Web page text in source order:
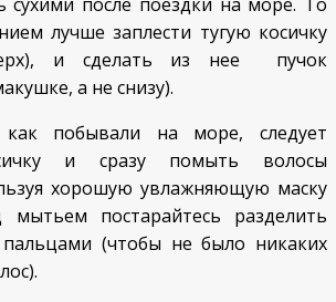
лучше заплести тугую косичку
и сделать из нее пучок
а не снизу).
как побывали на море, следует
и сразу помыть волосы
хорошую увлажняющую маску
мытьем постарайтесь разделить
пальцами (чтобы не было никаких